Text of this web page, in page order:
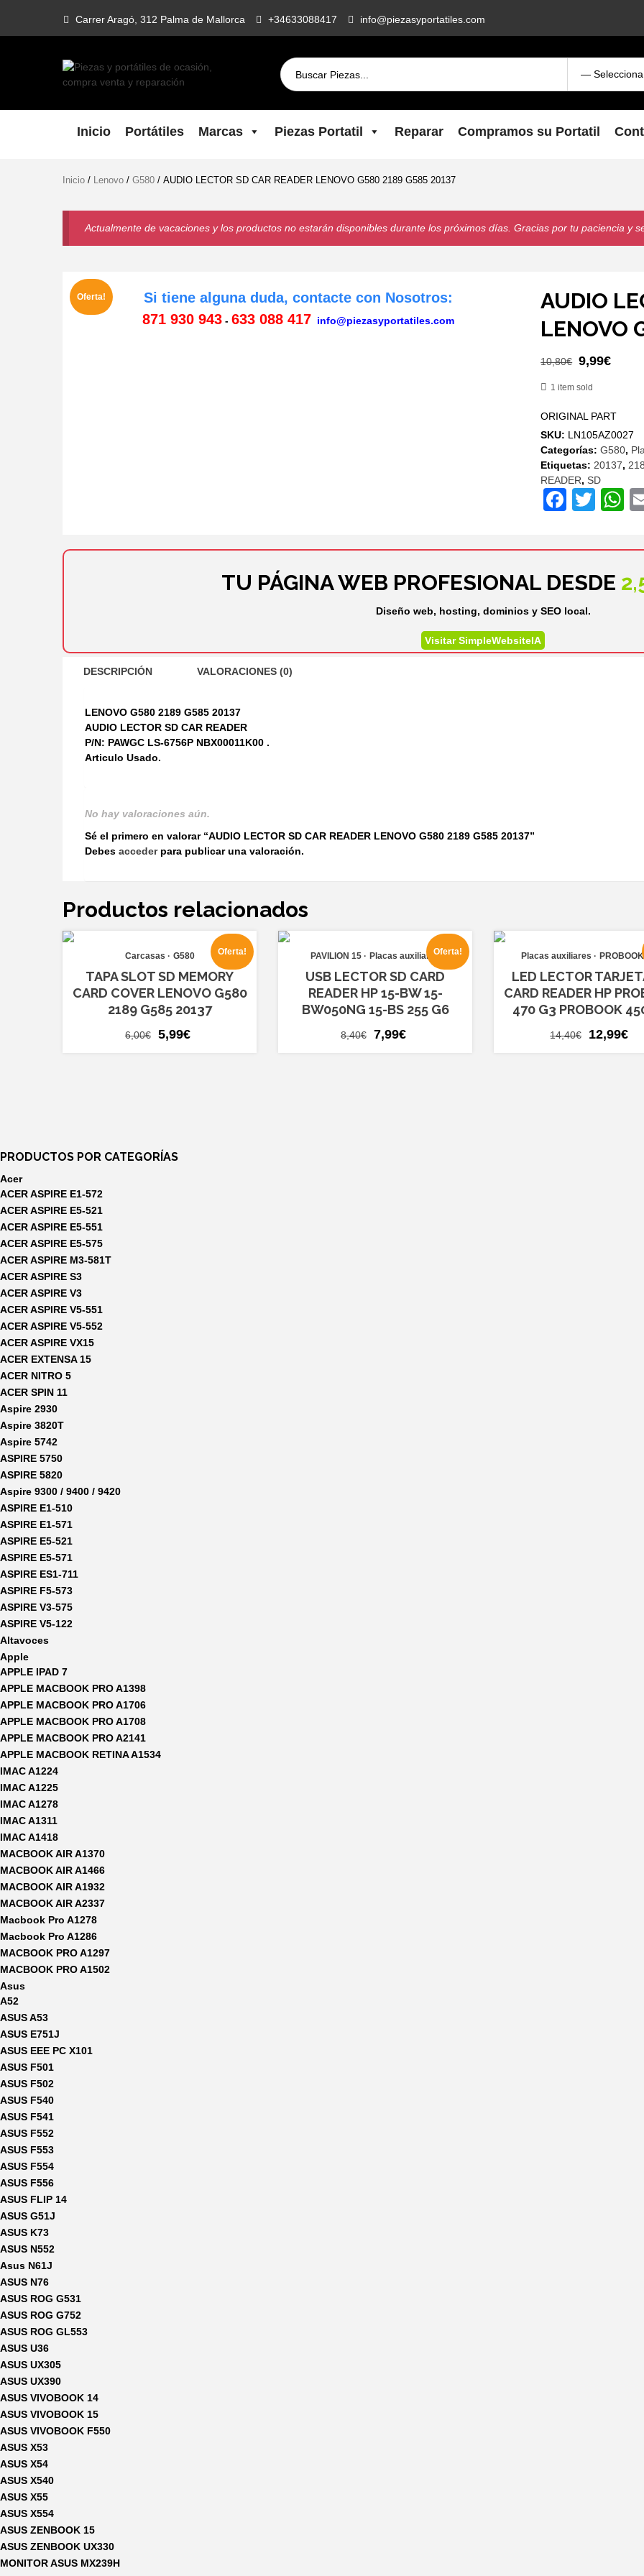
content
Carrer Aragó, 312 Palma de Mallorca +34633088417 info@piezasyportatiles.com
Piezas Y
Portátiles De
Y Reparación
tu portatil, Pantallas, Teclas,
Teclados, Baterías, Carcasas, Placas,
Inicio Portátiles Marcas Piezas Portatil Reparar Compramos su Portatil
Inicio / Lenovo / G580 / AUDIO LECTOR SD CAR READER LENOVO G580 2189 G585 20137
Actualmente de vacaciones y los productos no estarán disponibles durante los próximos días. Gracias por tu paciencia y
Oferta!
AUDIO
LENOVO
10,80€ El
original
9,99€
1 item sold
ORIGINAL PART
SKU: LN105AZ0027
Categorías:G580,
Etiquetas:20137,
READER, SD
Si tiene alguna duda, contacte con Nosotros:
871 930 943- 633 088 417 info@piezasyportatiles.com
TU PÁGINA WEB PROFESIONAL DESDE
Diseño web, hosting, dominios y SEO local.
Visitar SimpleWebsiteIA
DESCRIPCIÓN VALORACIONES (0)
LENOVO G580 2189 G585 20137
AUDIO LECTOR SD CAR READER
P/N: PAWGC LS-6756P NBX00011K00 .
Articulo Usado.
No hay valoraciones aún.
Sé el primero en valorar “AUDIO LECTOR SD CAR READER LENOVO G580 2189 G585 20137”
Debes accederpara publicar una valoración.
Productos relacionados
Oferta!
Carcasas G580
TAPA SLOT SD MEMORY
CARD COVER LENOVO G580
2189 G585 20137
6,00€
El
5,99€
Oferta!
PAVILION 15 Placas auxiliares
USB LECTOR SD CARD
READER HP 15-BW 15-
BW050NG 15-BS 255 G6
8,40€
El
7,99€
Placas auxiliares
LED LECTOR
CARD READER HP
470 G3 PROBOOK
14,40€
El
12,99€
PRODUCTOS POR CATEGORÍAS
Acer
ACER ASPIRE E1-572
ACER ASPIRE E5-521
ACER ASPIRE E5-551
ACER ASPIRE E5-575
ACER ASPIRE M3-581T
ACER ASPIRE S3
ACER ASPIRE V3
ACER ASPIRE V5-551
ACER ASPIRE V5-552
ACER ASPIRE VX15
ACER EXTENSA 15
ACER NITRO 5
ACER SPIN 11
Aspire 2930
Aspire 3820T
Aspire 5742
ASPIRE 5750
ASPIRE 5820
Aspire 9300 / 9400 / 9420
ASPIRE E1-510
ASPIRE E1-571
ASPIRE E5-521
ASPIRE E5-571
ASPIRE ES1-711
ASPIRE F5-573
ASPIRE V3-575
ASPIRE V5-122
Altavoces
Apple
APPLE IPAD 7
APPLE MACBOOK PRO A1398
APPLE MACBOOK PRO A1706
APPLE MACBOOK PRO A1708
APPLE MACBOOK PRO A2141
APPLE MACBOOK RETINA A1534
IMAC A1224
IMAC A1225
IMAC A1278
IMAC A1311
IMAC A1418
MACBOOK AIR A1370
MACBOOK AIR A1466
MACBOOK AIR A1932
MACBOOK AIR A2337
Macbook Pro A1278
Macbook Pro A1286
MACBOOK PRO A1297
MACBOOK PRO A1502
Asus
A52
ASUS A53
ASUS E751J
ASUS EEE PC X101
ASUS F501
ASUS F502
ASUS F540
ASUS F541
ASUS F552
ASUS F553
ASUS F554
ASUS F556
ASUS FLIP 14
ASUS G51J
ASUS K73
ASUS N552
Asus N61J
ASUS N76
ASUS ROG G531
ASUS ROG G752
ASUS ROG GL553
ASUS U36
ASUS UX305
ASUS UX390
ASUS VIVOBOOK 14
ASUS VIVOBOOK 15
ASUS VIVOBOOK F550
ASUS X53
ASUS X54
ASUS X540
ASUS X55
ASUS X554
ASUS ZENBOOK 15
ASUS ZENBOOK UX330
MONITOR ASUS MX239H